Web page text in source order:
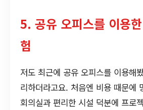
5. 공유 오피스를 이용
험
저도 최근에 공유 오피스를 이용해
리하더라고요. 처음엔 비용 때문에
회의실과 편리한 시설 덕분에 프로